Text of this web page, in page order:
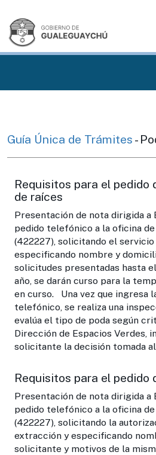
Guía Única de Trámites -
Requisitos para el pedido
de raíces
Presentación de nota dirigida a
pedido telefónico a la oficina
(422227), solicitando el servicio
especificando nombre y
solicitudes presentadas hasta
año, se darán curso para la
en curso. Una vez que ingresa
telefónico, se realiza una
evalúa el tipo de poda según
Dirección de Espacios Verdes,
solicitante la decisión tomada
Requisitos para el pedido
Presentación de nota dirigida a
pedido telefónico a la oficina
(422227), solicitando la
extracción y especificando
solicitante y motivos de la